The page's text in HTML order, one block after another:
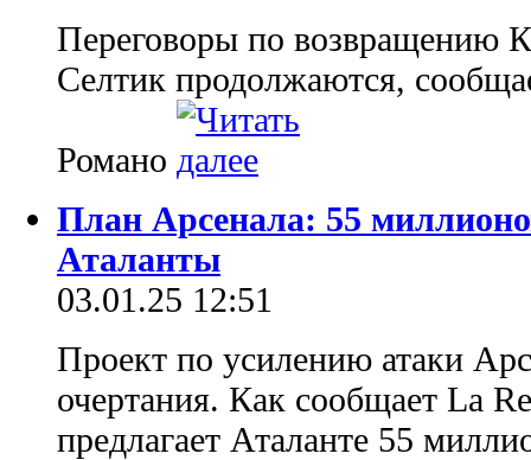
Переговоры по возвращению
Селтик продолжаются,
Романо
План Арсенала: 55
Аталанты
03.01.25 12:51
Проект по усилению атаки
очертания. Как сообщает La
предлагает Аталанте 55